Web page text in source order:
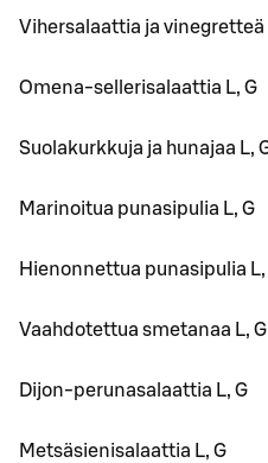
Vihersalaattia ja vinegretteä
Omena-sellerisalaattia L, G
Suolakurkkuja ja hunajaa L,
Marinoitua punasipulia L, G
Hienonnettua punasipulia L,
Vaahdotettua smetanaa L, G
Dijon-perunasalaattia L, G
Metsäsienisalaattia L, G